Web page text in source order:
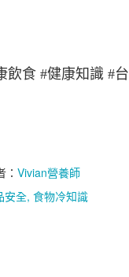
飲食 #健康知識 #
： Vivian營養師
安全 食物冷知識